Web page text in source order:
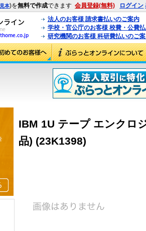
見本)を無料で作成できます 会員登録(無料) ログイン
法人のお客様 請求書払いのご案内
学校・官公庁のお客様 校費・公費
研究機関のお客様 科研費払いのご
IBM 1U テープ エンクロ
品) (23K1398)